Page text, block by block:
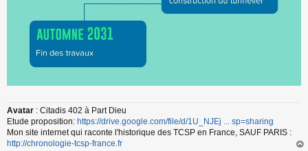
Avatar : Citadis 402 à Part Dieu
Etude proposition: https://drive.google.com/file/d/1U_NJEj ... sp=sharing
Mon site internet qui raconte l'historique des TCSP en France, SAUF PARIS :
http://chronologie-tcsp-france.fr